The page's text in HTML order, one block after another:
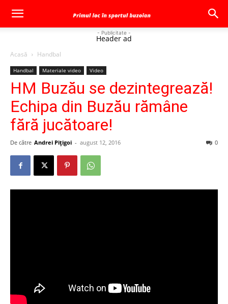
- Publicitate -
Header ad
Acasă Handbal
Handbal Materiale video Video
HM Buzău se dezintegrează!
Echipa din Buzău rămâne
fără jucătoare!
De către Andrei Pițigoi - august 12, 2016 0